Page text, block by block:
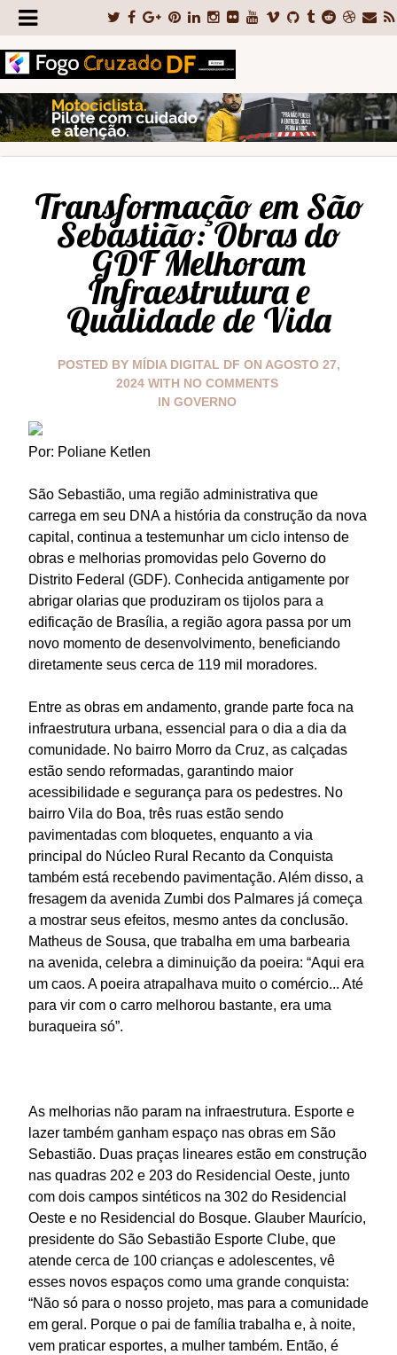
Transformação em São
Sebastião: Obras do
GDF Melhoram
Infraestrutura e
Qualidade de Vida
POSTED BY MÍDIA DIGITAL DF ON AGOSTO 27,
2024WITH NO COMMENTS
IN GOVERNO
Por: Poliane Ketlen
São Sebastião, uma região administrativa que
carrega em seu DNA a história da construção da nova
capital, continua a testemunhar um ciclo intenso de
obras e melhorias promovidas pelo Governo do
Distrito Federal (GDF). Conhecida antigamente por
abrigar olarias que produziram os tijolos para a
edificação de Brasília, a região agora passa por um
novo momento de desenvolvimento, beneficiando
diretamente seus cerca de 119 mil moradores.
Entre as obras em andamento, grande parte foca na
infraestrutura urbana, essencial para o dia a dia da
comunidade. No bairro Morro da Cruz, as calçadas
estão sendo reformadas, garantindo maior
acessibilidade e segurança para os pedestres. No
bairro Vila do Boa, três ruas estão sendo
pavimentadas com bloquetes, enquanto a via
principal do Núcleo Rural Recanto da Conquista
também está recebendo pavimentação. Além disso, a
fresagem da avenida Zumbi dos Palmares já começa
a mostrar seus efeitos, mesmo antes da conclusão.
Matheus de Sousa, que trabalha em uma barbearia
na avenida, celebra a diminuição da poeira: “Aqui era
um caos. A poeira atrapalhava muito o comércio... Até
para vir com o carro melhorou bastante, era uma
buraqueira só”.
As melhorias não param na infraestrutura. Esporte e
lazer também ganham espaço nas obras em São
Sebastião. Duas praças lineares estão em construção
nas quadras 202 e 203 do Residencial Oeste, junto
com dois campos sintéticos na 302 do Residencial
Oeste e no Residencial do Bosque. Glauber Maurício,
presidente do São Sebastião Esporte Clube, que
atende cerca de 100 crianças e adolescentes, vê
esses novos espaços como uma grande conquista:
“Não só para o nosso projeto, mas para a comunidade
em geral. Porque o pai de família trabalha e, à noite,
vem praticar esportes, a mulher também. Então, é